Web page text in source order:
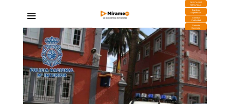
DESCARGA
MIRAPLAY
Buzón de
Sugerencias
Contratar
Publicidad
Contacto
Comercial